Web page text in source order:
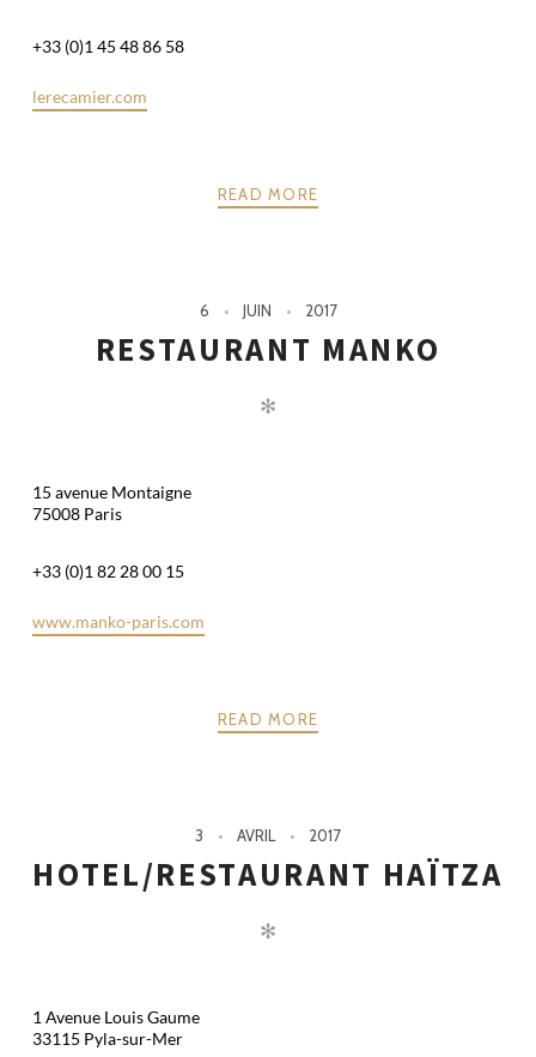
+33 (0)1 45 48 86 58
lerecamier.com
READ MORE
6 JUIN 2017
RESTAURANT MANKO
✻
15 avenue Montaigne
75008 Paris
+33 (0)1 82 28 00 15
www.manko-paris.com
READ MORE
3 AVRIL 2017
HOTEL/RESTAURANT HAÏTZA
✻
1 Avenue Louis Gaume
33115 Pyla-sur-Mer